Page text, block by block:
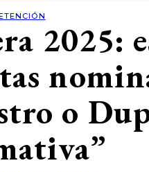
2025:
o